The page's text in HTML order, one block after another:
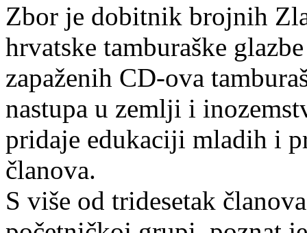
Zbor je dobitnik brojnih
hrvatske tamburaške
zapaženih CD-ova
nastupa u zemlji i
pridaje edukaciji mladih i
članova.
S više od tridesetak